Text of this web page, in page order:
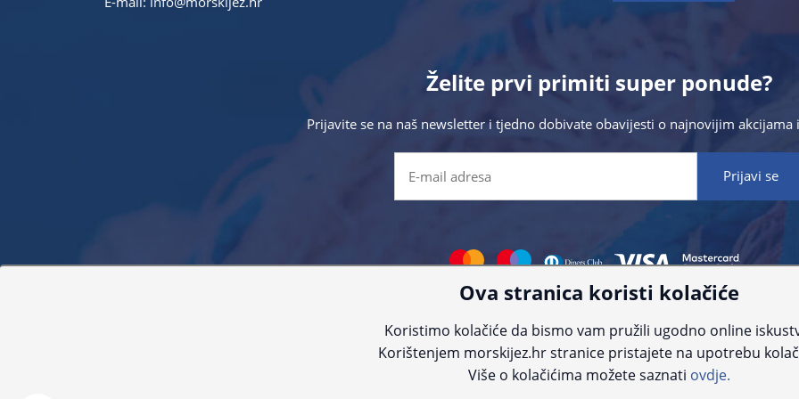
Želite prvi primiti super ponude?
Prijavite se na naš newsletter i tjedno dobivate obavijesti o najnovijim akcijama
proizvoda. Za najažurnije informacije kontaktirajte nas putem telefona:+385 23 231 761ili e-
© Morski jež 2022
Ova stranica koristi kolačiće
Koristimo kolačiće da bismo vam pružili ugodno online
Korištenjem morskijez.hr stranice pristajete na upotrebu
Više o kolačićima možete saznati ovdje.